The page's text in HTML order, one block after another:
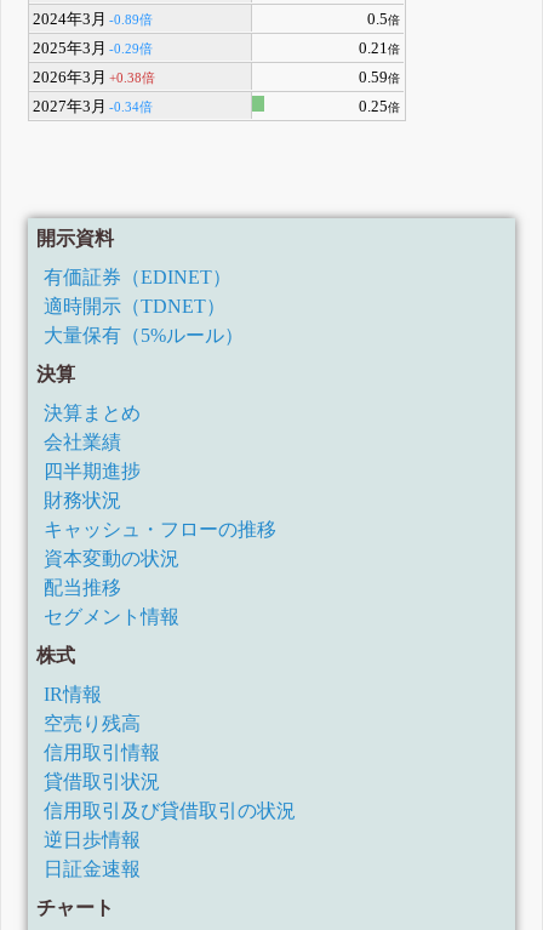
2024年3月 -0.89倍 0.5倍
2025年3月 -0.29倍 0.21倍
2026年3月 +0.38倍 0.59倍
2027年3月 -0.34倍 0.25倍
開示資料
有価証券（EDINET）
適時開示（TDNET）
大量保有（5%ルール）
決算
決算まとめ
会社業績
四半期進捗
財務状況
キャッシュ・フローの推移
資本変動の状況
配当推移
セグメント情報
株式
IR情報
空売り残高
信用取引情報
貸借取引状況
信用取引及び貸借取引の状況
逆日歩情報
日証金速報
チャート